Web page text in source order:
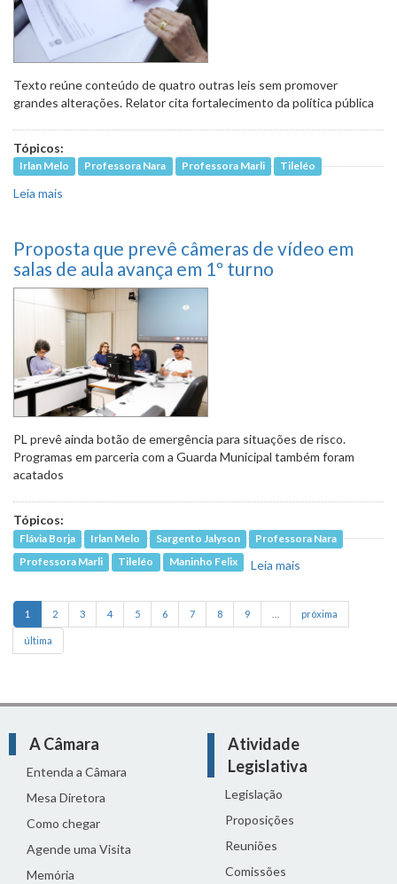
Texto reúne conteúdo de quatro outras leis sem promover
grandes alterações. Relator cita fortalecimento da política pública
Tópicos:
Irlan Melo Professora Nara Professora Marli Tileléo
Leia mais
Proposta que prevê câmeras de vídeo em
salas de aula avança em 1º turno
PL prevê ainda botão de emergência para situações de risco.
Programas em parceria com a Guarda Municipal também foram
acatados
Tópicos:
Flávia Borja Irlan Melo Sargento Jalyson
Professora Nara
Professora Marli
Tileléo Maninho Felix Leia mais
prevê câmeras
de vídeo em
1 2 3 4 5 6 7 8 9 próxima
última
A Câmara
Entenda a Câmara
Mesa Diretora
Como chegar
Agende uma Visita
Memória
Atividade
Legislativa
Legislação
Proposições
Reuniões
Comissões